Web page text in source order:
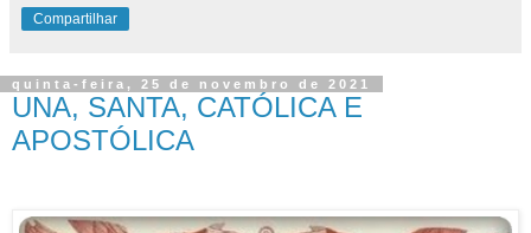
Compartilhar
quinta-feira, 25 de novembro de 2021
UNA, SANTA, CATÓLICA E
APOSTÓLICA